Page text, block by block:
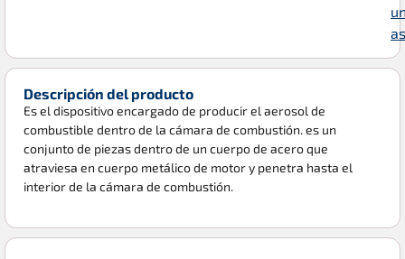
Descripción del producto
Es el dispositivo encargado de producir el aerosol de
combustible dentro de la cámara de combustión. es un
conjunto de piezas dentro de un cuerpo de acero que
atraviesa en cuerpo metálico de motor y penetra hasta el
interior de la cámara de combustión.